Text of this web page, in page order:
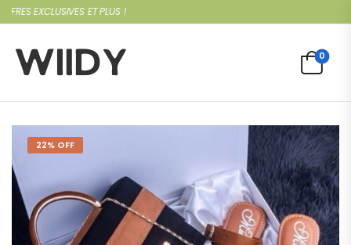
EXCLUSIVES ET PLUS !
0
22% OFF